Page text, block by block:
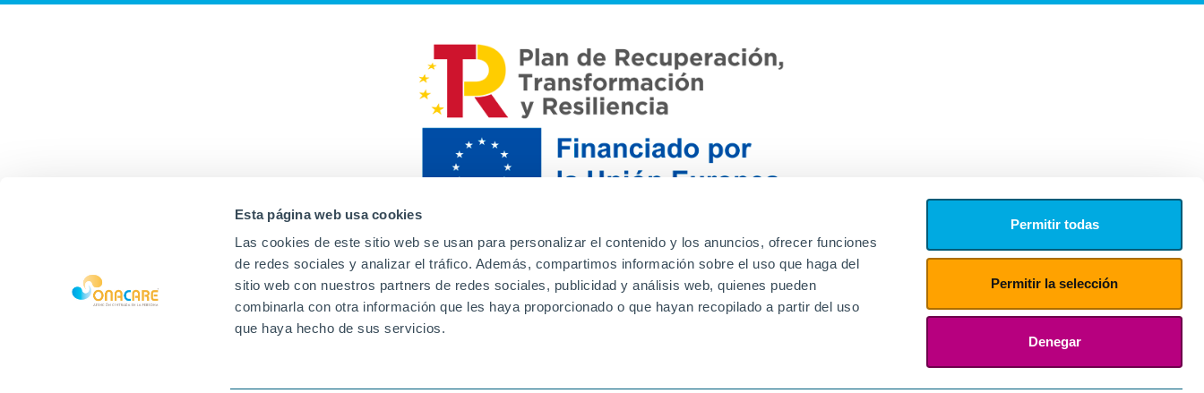
Esta página web usa cookies
Las cookies de este sitio web se usan para personalizar el contenido y los anuncios, ofrecer funciones
de redes sociales y analizar el tráfico. Además, compartimos información sobre el uso que haga del
sitio web con nuestros partners de redes sociales, publicidad y análisis web, quienes pueden
combinarla con otra información que les haya proporcionado o que hayan recopilado a partir del uso
que haya hecho de sus servicios.
Permitir todas
Permitir la selección
Denegar
Contacto Canal de denuncias Envia tu CV
Proveedores
Aviso Legal